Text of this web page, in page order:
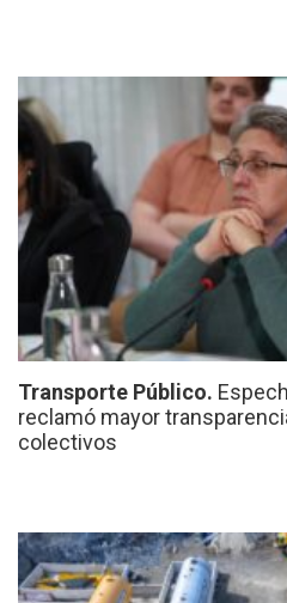
Transporte Público.
reclamó mayor
colectivos